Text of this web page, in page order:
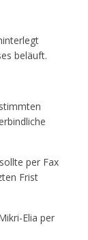
beläuft.
per Fax
Frist
Elia per